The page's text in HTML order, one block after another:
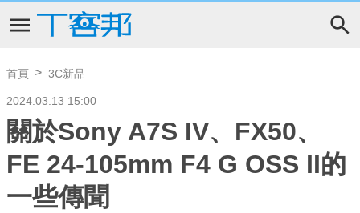
首頁 3C新品
2024.03.13 15:00
關於Sony A7S IV、FX50、
FE 24-105mm F4 G OSS II的
一些傳聞